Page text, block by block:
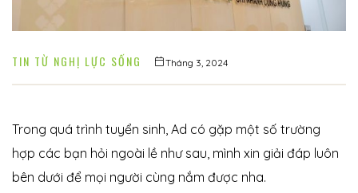
TIN TỪ NGHỊ LỰC SỐNG Tháng 3, 2024
Trong quá trình tuyển sinh, Ad có gặp một số trường
hợp các bạn hỏi ngoài lề như sau, mình xin giải đáp luôn
bên dưới để mọi người cùng nắm được nha.